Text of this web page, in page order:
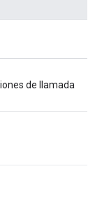
de llamada